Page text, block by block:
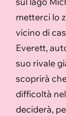
metterci lo
vicino di
Everett,
suo rivale
scoprirà
difficoltà
deciderà,